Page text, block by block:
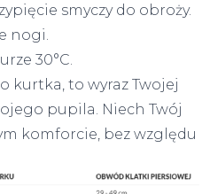
smyczy do obroży.
nogi.
30°C.
kurtka, to wyraz Twojej
pupila. Niech Twój
komforcie, bez względu